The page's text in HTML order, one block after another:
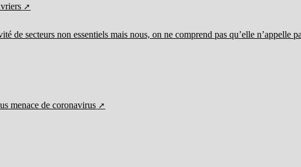
de secteurs non essentiels mais nous, on ne comprend pas qu’elle n’appelle
menace de coronavirus